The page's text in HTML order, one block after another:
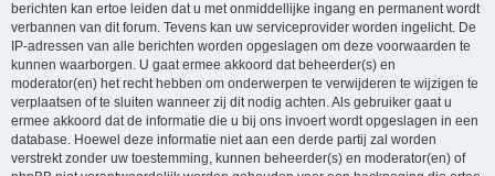
berichten kan ertoe leiden dat u met onmiddellijke ingang en permanent wordt
verbannen van dit forum. Tevens kan uw serviceprovider worden ingelicht. De
IP-adressen van alle berichten worden opgeslagen om deze voorwaarden te
kunnen waarborgen. U gaat ermee akkoord dat beheerder(s) en
moderator(en) het recht hebben om onderwerpen te verwijderen te wijzigen te
verplaatsen of te sluiten wanneer zij dit nodig achten. Als gebruiker gaat u
ermee akkoord dat de informatie die u bij ons invoert wordt opgeslagen in een
database. Hoewel deze informatie niet aan een derde partij zal worden
verstrekt zonder uw toestemming, kunnen beheerder(s) en moderator(en) of